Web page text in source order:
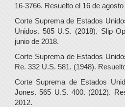
16-3766. Resuelto el 16 de agosto
Corte Suprema de Estados
Unidos. 585 U.S. (2018). Slip
junio de 2018.
Corte Suprema de Estados
Re. 332 U.S. 581. (1948).
Corte Suprema de Estados
Jones. 565 U.S. 400. (2012).
2012.